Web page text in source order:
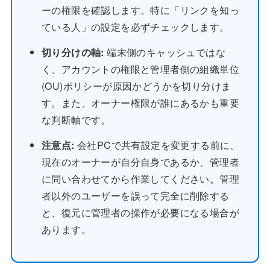
ーの権限を確認します。特に「リンクを知っ
ている人」の設定を必ずチェックします。
切り分けの軸: 端末側のキャッシュではな
く、アカウントの権限と管理者側の組織単位
(OU)ポリシーが原因かどうかを切り分けま
す。また、オーナー権限が誰にあるかも重要
な判断軸です。
注意点: 会社PCで共有設定を変更する前に、
現在のオーナーが自分自身であるか、管理者
に問い合わせてから作業してください。管理
者以外のユーザーを誤って完全に削除する
と、復元に管理者の操作が必要になる場合が
あります。